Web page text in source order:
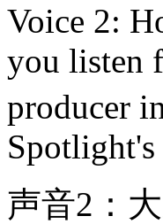
Voice 2:
you listen
producer
声音2：